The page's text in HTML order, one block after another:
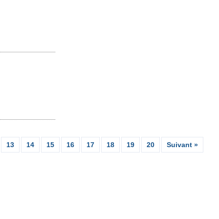
Suivant »
20
19
18
17
16
15
14
13